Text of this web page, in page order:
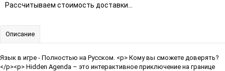
Рассчитываем стоимость доставки...
Описание
Язык в игре - Полностью на Русском. <p> Кому вы сможете доверять?
</p><p> Hidden Agenda – это интерактивное приключение на границе